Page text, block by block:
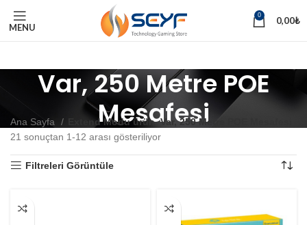
MENU
0 0,00₺
Var, 250 Metre POE
Mesafesi
Ana Sayfa Extend Modu ürün Var, 250 Metre POE Mesafesi
21 sonuçtan 1-12 arası gösteriliyor
Filtreleri Görüntüle